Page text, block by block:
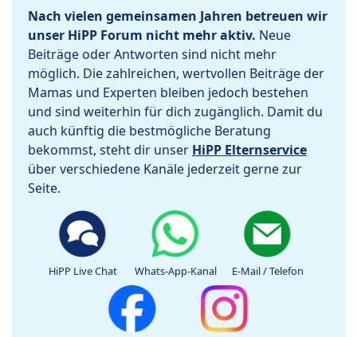
Nach vielen gemeinsamen Jahren betreuen wir
unser HiPP Forum nicht mehr aktiv. Neue
Beiträge oder Antworten sind nicht mehr
möglich. Die zahlreichen, wertvollen Beiträge der
Mamas und Experten bleiben jedoch bestehen
und sind weiterhin für dich zugänglich. Damit du
auch künftig die bestmögliche Beratung
bekommst, steht dir unser HiPP Elternservice
über verschiedene Kanäle jederzeit gerne zur
Seite.
HiPP Live Chat Whats-App-Kanal E-Mail / Telefon